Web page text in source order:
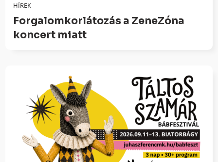
HÍREK
Forgalomkorlátozás a ZeneZóna
koncert miatt